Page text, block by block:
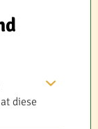
diese